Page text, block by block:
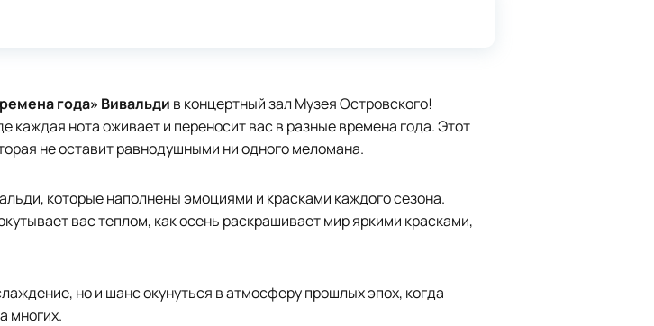
года» Вивальди в концертный зал Музея Островского!
каждая нота оживает и переносит вас в разные времена года. Этот
не оставит равнодушными ни одного меломана.
которые наполнены эмоциями и красками каждого сезона.
вас теплом, как осень раскрашивает мир яркими красками,
но и шанс окунуться в атмосферу прошлых эпох, когда
многих.